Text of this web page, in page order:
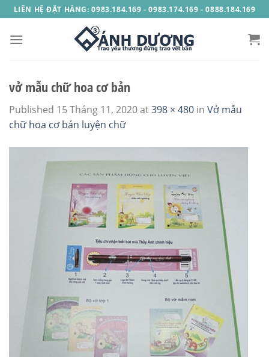
Skip
to
content
LIÊN HỆ ĐẶT HÀNG: 0983.184.169 - 0983.174.169 - 0888.184.169
vở mẫu chữ hoa cơ bản
Published 15 Tháng 11, 2020at398 × 480 in Vở mẫu
chữ hoa cơ bản luyện chữ